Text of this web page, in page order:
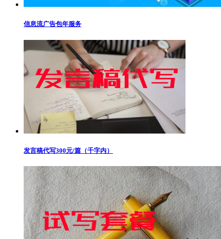
信息流广告包年服务
发言稿代写300元/篇（千字内）